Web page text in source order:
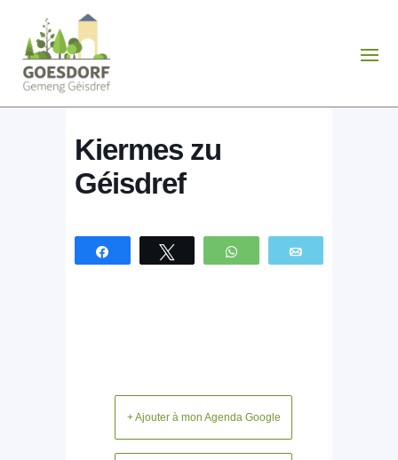
Kiermes zu
Géisdref
Partagez Tweetez WhatsApp
+ Ajouter à mon Agenda Google